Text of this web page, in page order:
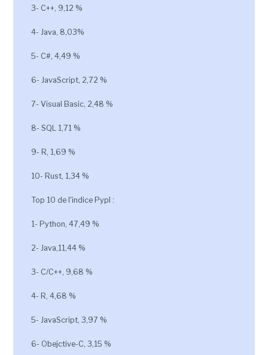
3- C++, 9,12 %
4- Java, 8,03%
5- C#, 4,49 %
6- JavaScript, 2,72 %
7- Visual Basic, 2,48 %
8- SQL 1,71 %
9- R, 1,69 %
10- Rust, 1,34 %
Top 10 de l'indice Pypl :
1- Python, 47,49 %
2- Java,11,44 %
3- C/C++, 9,68 %
4- R, 4,68 %
5- JavaScript, 3,97 %
6- Obejctive-C, 3,15 %